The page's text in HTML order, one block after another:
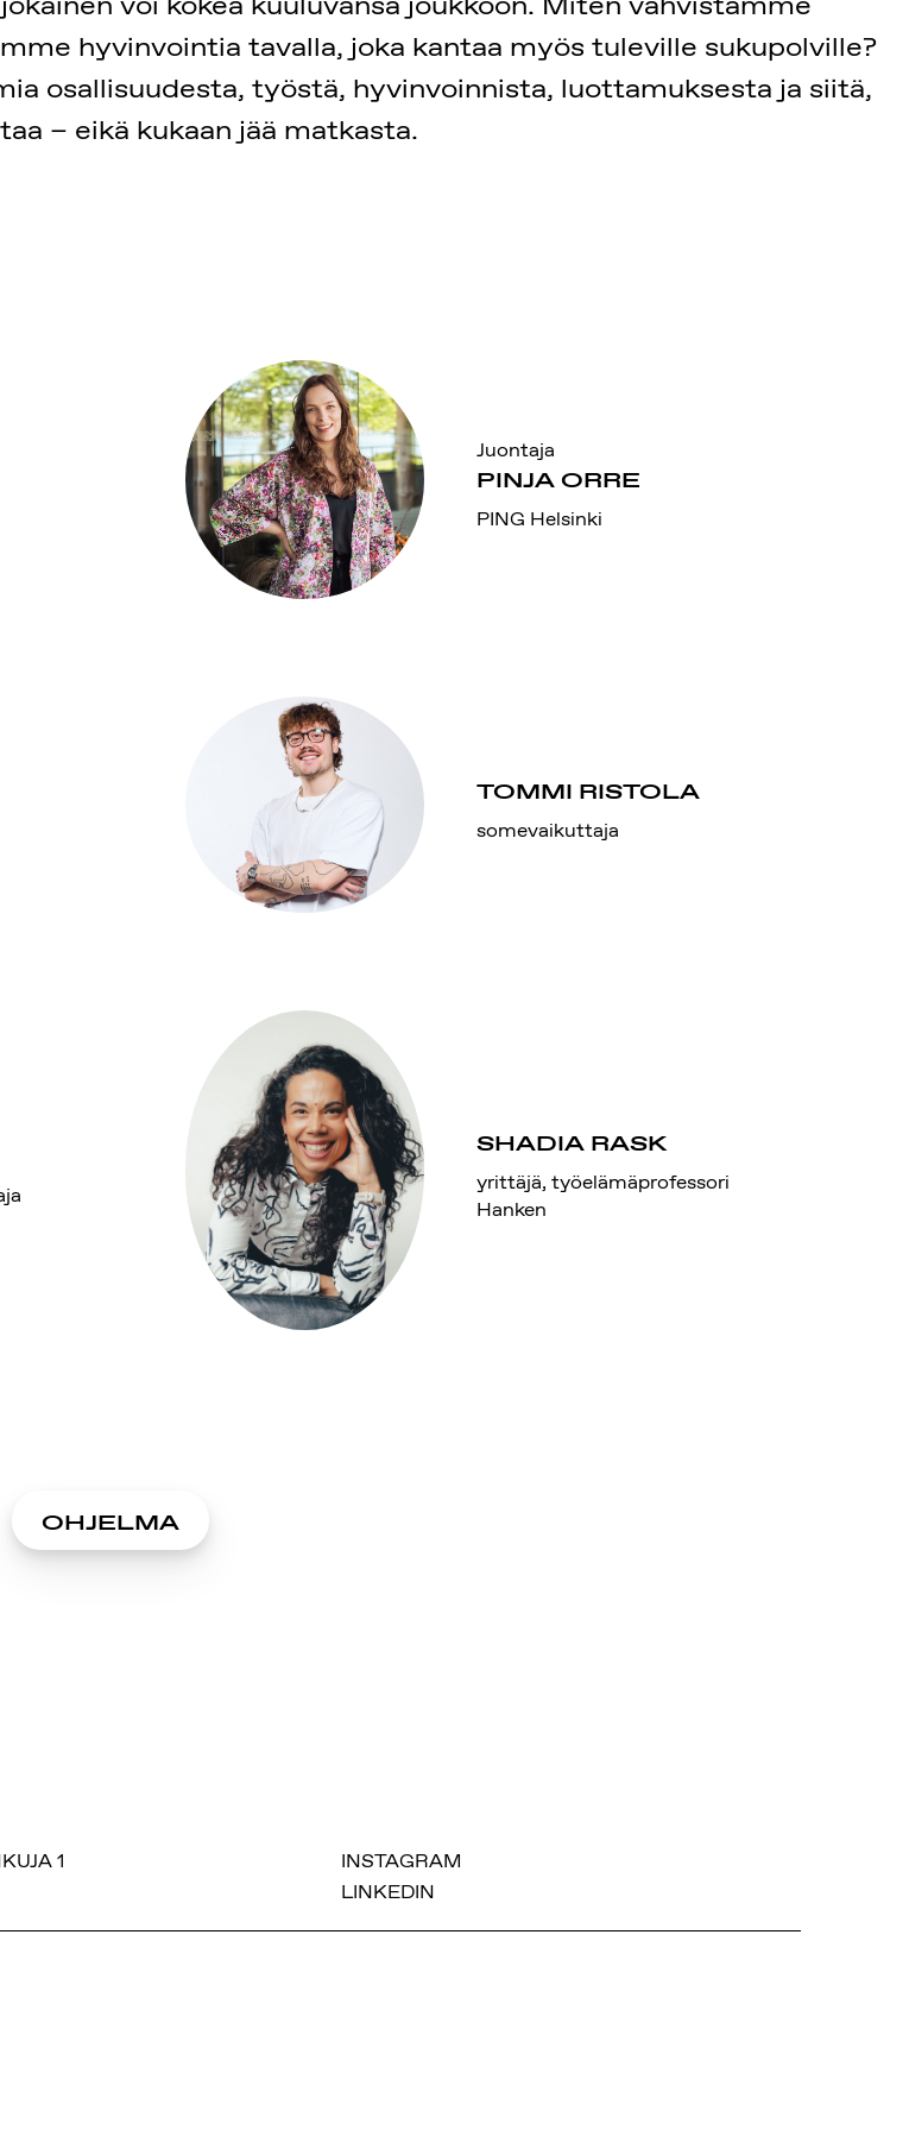
hyvinvointia tavalla, joka kantaa myös tuleville sukupolville?
osallisuudesta, työstä, hyvinvoinnista, luottamuksesta ja siitä,
– eikä kukaan jää matkasta.
PINJA ORRE
Juontaja
PING Helsinki
TOMMI RISTOLA
somevaikuttaja
SHADIA RASK
yrittäjä, työelämäprofessori
Hanken
OHJELMA
1
INSTAGRAM
LINKEDIN